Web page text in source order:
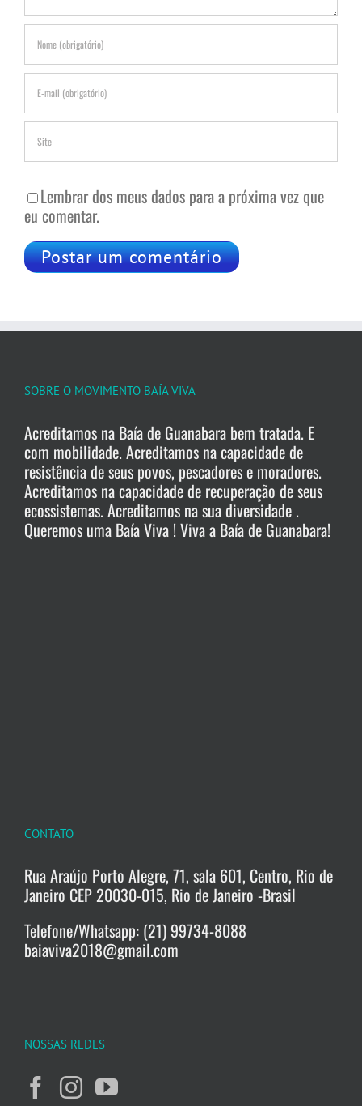
Lembrar dos meus dados para a próxima vez que
eu comentar.
SOBRE O MOVIMENTO BAÍA VIVA
Acreditamos na Baía de Guanabara bem tratada. E
com mobilidade. Acreditamos na capacidade de
resistência de seus povos, pescadores e moradores.
Acreditamos na capacidade de recuperação de seus
ecossistemas. Acreditamos na sua diversidade .
Queremos uma Baía Viva ! Viva a Baía de Guanabara!
CONTATO
Rua Araújo Porto Alegre, 71, sala 601, Centro, Rio de
Janeiro CEP 20030-015, Rio de Janeiro -Brasil
Telefone/Whatsapp: (21) 99734-8088
baiaviva2018@gmail.com
NOSSAS REDES